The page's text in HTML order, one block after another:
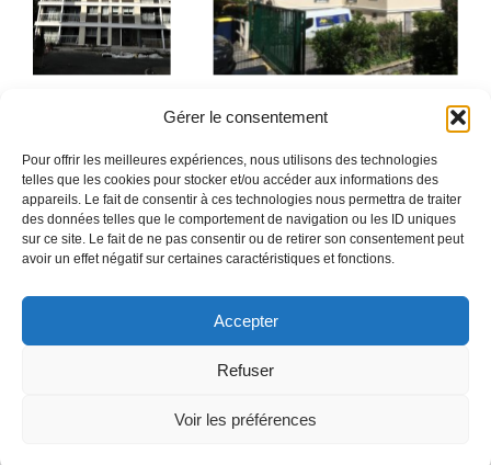
Gérer le consentement
Pour offrir les meilleures expériences, nous utilisons des technologies
telles que les cookies pour stocker et/ou accéder aux informations des
appareils. Le fait de consentir à ces technologies nous permettra de traiter
des données telles que le comportement de navigation ou les ID uniques
sur ce site. Le fait de ne pas consentir ou de retirer son consentement peut
avoir un effet négatif sur certaines caractéristiques et fonctions.
Accepter
Refuser
Voir les préférences